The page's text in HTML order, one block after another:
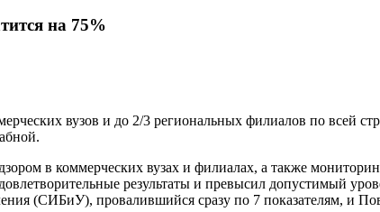
на 75%
вузов и до 2/3 региональных филиалов по всей
в коммерческих вузах и филиалах, а также
результаты и превысил допустимый
(СИБиУ), провалившийся сразу по 7 показателям, и